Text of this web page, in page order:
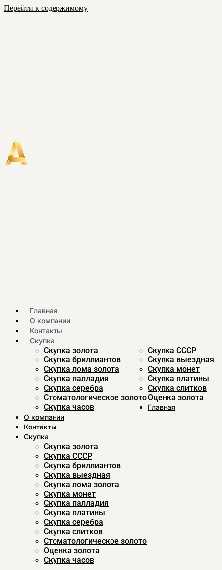
Перейти к содержимому
Главная
О компании
Контакты
Скупка
Скупка золота
Скупка CCСР
Скупка бриллиантов
Скупка выездная
Скупка лома золота
Скупка монет
Скупка палладия
Скупка платины
Скупка серебра
Скупка слитков
Стоматологическое золотоОценка золота
Скупка часов
Главная
О компании
Контакты
Скупка
Скупка золота
Скупка CCСР
Скупка бриллиантов
Скупка выездная
Скупка лома золота
Скупка монет
Скупка палладия
Скупка платины
Скупка серебра
Скупка слитков
Стоматологическое золото
Оценка золота
Скупка часов